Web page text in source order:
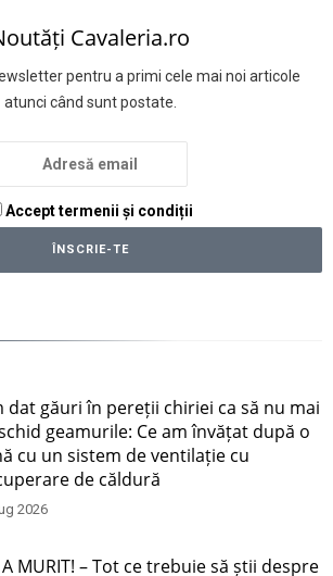
Cavaleria.ro
pentru a primi cele mai noi articole
atunci când sunt postate.
Accept termenii și condiții
dat găuri în pereții chiriei ca să nu mai
geamurile: Ce am învățat după o
cu un sistem de ventilație cu
de căldură
2026
MURIT! – Tot ce trebuie să știi despre